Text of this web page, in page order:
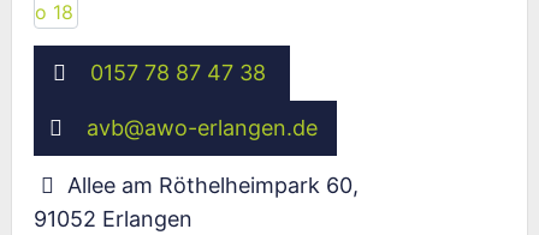
0157 78 87 47 38
avb@awo-erlangen.de
Allee am Röthelheimpark 60,
91052 Erlangen